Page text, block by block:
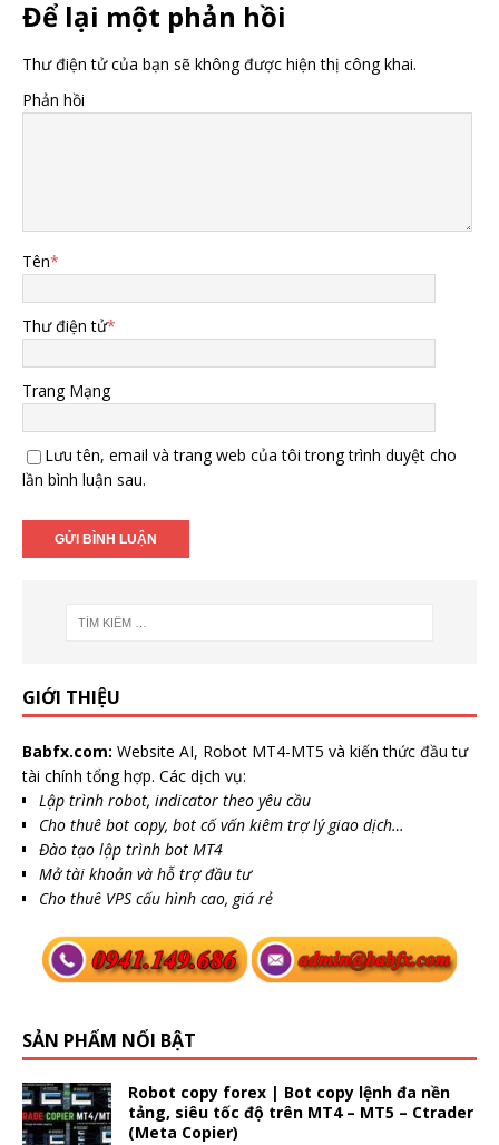
Để lại một phản hồi
Thư điện tử của bạn sẽ không được hiện thị công khai.
Phản hồi
Tên*
Thư điện tử*
Trang Mạng
Lưu tên, email và trang web của tôi trong trình duyệt cho
lần bình luận sau.
GIỚI THIỆU
Babfx.com: Website AI, Robot MT4-MT5 và kiến thức đầu tư
tài chính tổng hợp. Các dịch vụ:
Lập trình robot, indicator theo yêu cầu
Cho thuê bot copy, bot cố vấn kiêm trợ lý giao dịch…
Đào tạo lập trình bot MT4
Mở tài khoản và hỗ trợ đầu tư
Cho thuê VPS cấu hình cao, giá rẻ
SẢN PHẨM NỔI BẬT
Robot copy forex | Bot copy lệnh đa nền
tảng, siêu tốc độ trên MT4 – MT5 – Ctrader
(Meta Copier)